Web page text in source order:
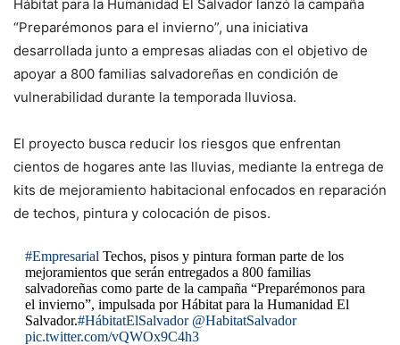
Hábitat para la Humanidad El Salvador lanzó la campaña
“Preparémonos para el invierno”, una iniciativa
desarrollada junto a empresas aliadas con el objetivo de
apoyar a 800 familias salvadoreñas en condición de
vulnerabilidad durante la temporada lluviosa.
El proyecto busca reducir los riesgos que enfrentan
cientos de hogares ante las lluvias, mediante la entrega de
kits de mejoramiento habitacional enfocados en reparación
de techos, pintura y colocación de pisos.
#Empresarial Techos, pisos y pintura forman parte de los
mejoramientos que serán entregados a 800 familias
salvadoreñas como parte de la campaña “Preparémonos para
el invierno”, impulsada por Hábitat para la Humanidad El
Salvador.#HábitatElSalvador @HabitatSalvador
pic.twitter.com/vQWOx9C4h3